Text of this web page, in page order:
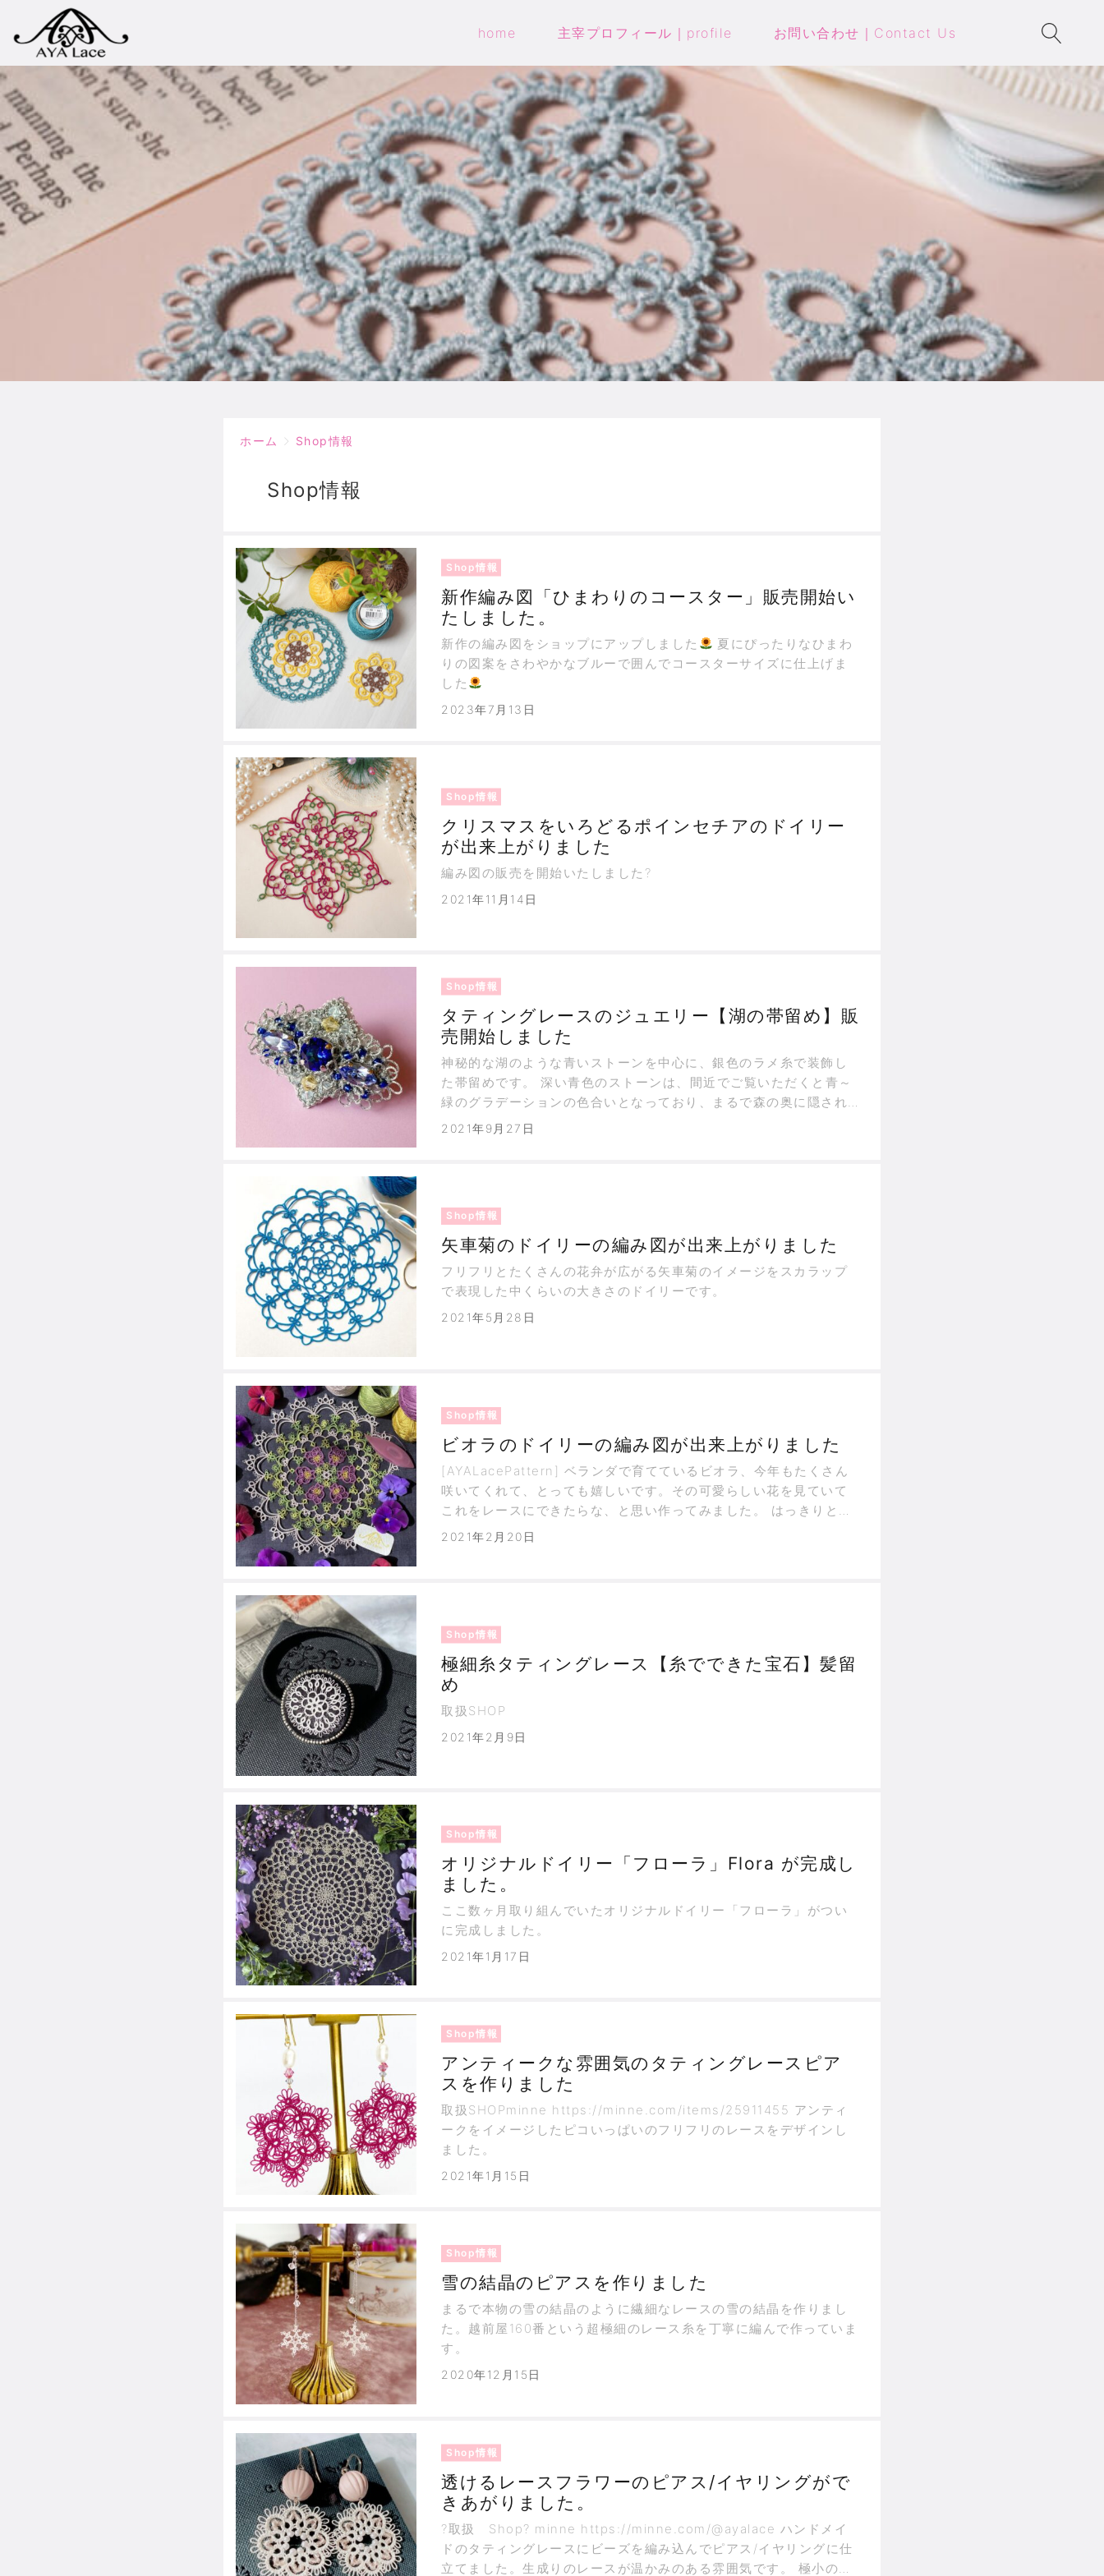
home 主宰プロフィール｜profile お問い合わせ｜Contact Us
ホーム Shop情報
Shop情報
Shop情報
新作編み図「ひまわりのコースター」販売開始い
たしました。
新作の編み図をショップにアップしました
りの図案をさわやかなブルーで囲んでコースターサイズに仕上げま
した
2023年7月13日
Shop情報
クリスマスをいろどるポインセチアのドイリー
が出来上がりました
編み図の販売を開始いたしました?
2021年11月14日
Shop情報
タティングレースのジュエリー【湖の帯留め】販
売開始しました
神秘的な湖のような青いストーンを中心に、銀色のラメ糸で装飾し
た帯留めです。 深い青色のストーンは、間近でご覧いただくと青～
緑のグラデーションの色合いとなっており、まるで森の奥に隠され
た不思議な湖のようです。 周囲のデコレーションには、スワロ…
2021年9月27日
Shop情報
矢車菊のドイリーの編み図が出来上がりました
フリフリとたくさんの花弁が広がる矢車菊のイメージをスカラップ
で表現した中くらいの大きさのドイリーです。
2021年5月28日
Shop情報
ビオラのドイリーの編み図が出来上がりました
[AYALacePattern] ベランダで育てているビオラ、今年もたくさん
咲いてくれて、とっても嬉しいです。その可愛らしい花を見ていて
これをレースにできたらな、と思い作ってみました。 はっきりとビ
オラだとわかる形にするまでに何度も作り直し…
2021年2月20日
Shop情報
極細糸タティングレース【糸でできた宝石】髪留
め
取扱SHOP
2021年2月9日
Shop情報
オリジナルドイリー「フローラ」Flora が完成し
ました。
ここ数ヶ月取り組んでいたオリジナルドイリー「フローラ」がつい
に完成しました。
2021年1月17日
Shop情報
アンティークな雰囲気のタティングレースピア
スを作りました
取扱SHOPminne https://minne.com/items/25911455 アンティ
ークをイメージしたピコいっぱいのフリフリのレースをデザインし
ました。
2021年1月15日
Shop情報
雪の結晶のピアスを作りました
まるで本物の雪の結晶のように繊細なレースの雪の結晶を作りまし
た。越前屋160番という超極細のレース糸を丁寧に編んで作っていま
す。
2020年12月15日
Shop情報
透けるレースフラワーのピアス/イヤリングがで
きあがりました。
?取扱 Shop? minne https://minne.com/@ayalace ハンドメイ
ドのタティングレースにビーズを編み込んでピアス/イヤリングに仕
立てました。生成りのレースが温かみのある雰囲気です。 極小のパ